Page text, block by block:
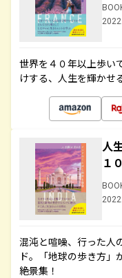
世界を４０年以上歩い
けする、人生を輝かせ
人
１
混沌と喧噪、行った人
ド。「地球の歩き方」
絶景集！